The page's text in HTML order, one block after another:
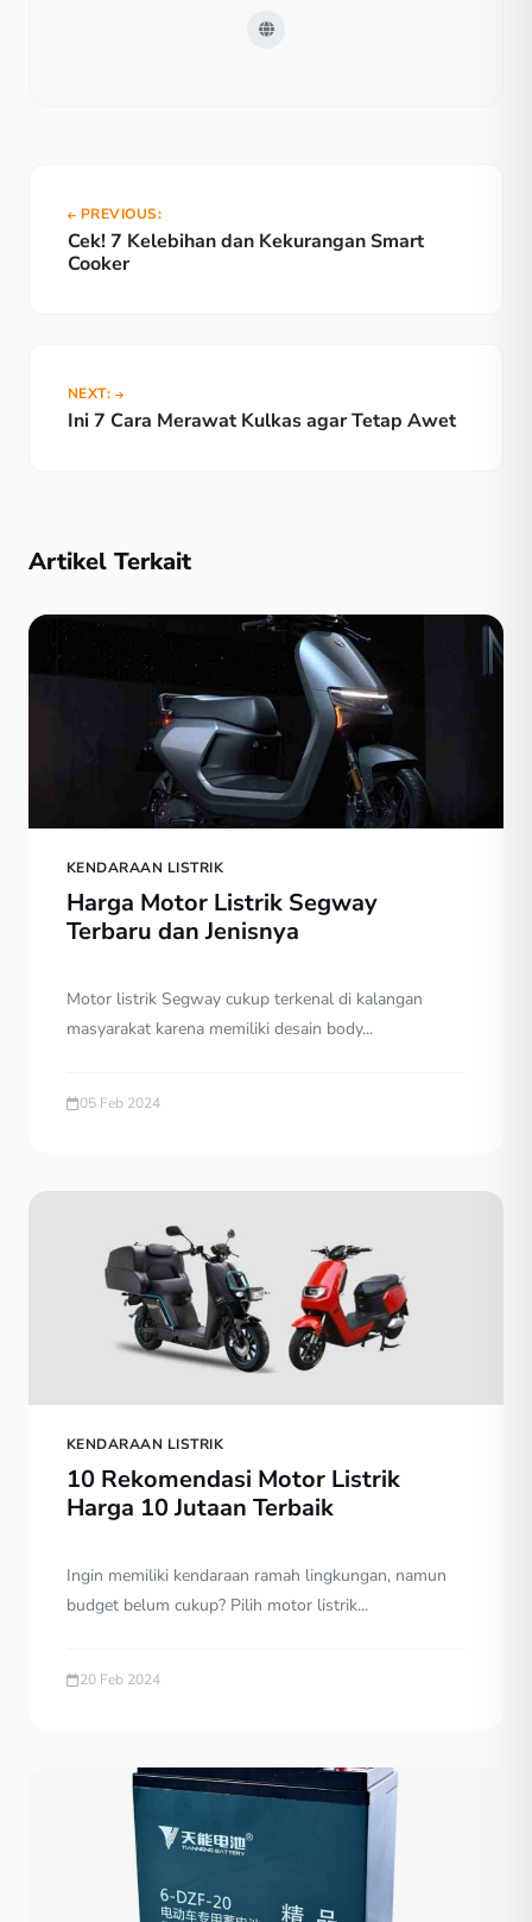
PREVIOUS:
Cek! 7 Kelebihan dan Kekurangan Smart
Cooker
NEXT:
Ini 7 Cara Merawat Kulkas agar Tetap Awet
Artikel Terkait
KENDARAAN LISTRIK
Harga Motor Listrik Segway
Terbaru dan Jenisnya
Motor listrik Segway cukup terkenal di kalangan
masyarakat karena memiliki desain body...
05 Feb 2024
KENDARAAN LISTRIK
10 Rekomendasi Motor Listrik
Harga 10 Jutaan Terbaik
Ingin memiliki kendaraan ramah lingkungan, namun
budget belum cukup? Pilih motor listrik...
20 Feb 2024